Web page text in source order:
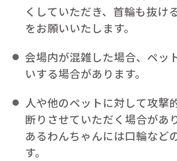
くしていただき、首輪も抜け
をお願いいたします。
会場内が混雑した場合、ペッ
いする場合があります。
人や他のペットに対して攻撃
断りさせていただく場合があ
あるわんちゃんには口輪など
す。